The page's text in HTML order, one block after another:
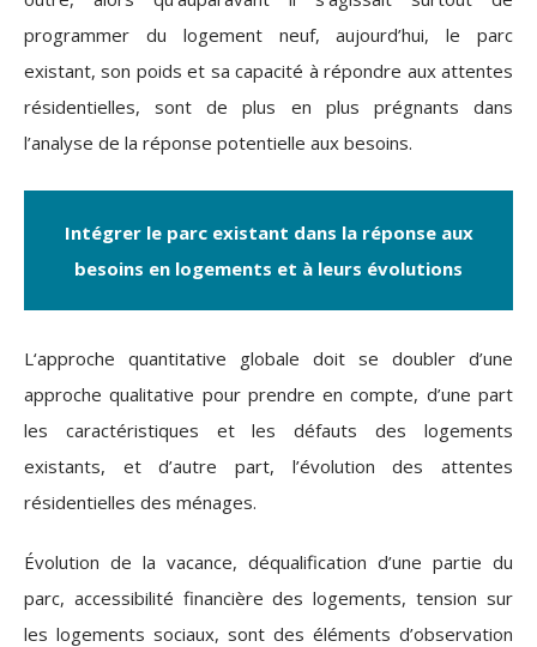
programmer du logement neuf, aujourd’hui, le parc
existant, son poids et sa capacité à répondre aux attentes
résidentielles, sont de plus en plus prégnants dans
l’analyse de la réponse potentielle aux besoins.
Intégrer le parc existant dans la réponse aux
besoins en logements et à leurs évolutions
L‘approche quantitative globale doit se doubler d’une
approche qualitative pour prendre en compte, d’une part
les caractéristiques et les défauts des logements
existants, et d’autre part, l’évolution des attentes
résidentielles des ménages.
Évolution de la vacance, déqualification d’une partie du
parc, accessibilité financière des logements, tension sur
les logements sociaux, sont des éléments d’observation